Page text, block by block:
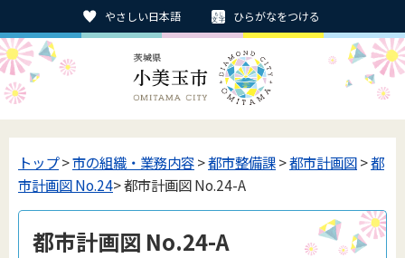
やさしい日本語 ひらがなをつける
トップ>市の組織・業務内容>都市整備課>都市計画図>都
市計画図 No.24> 都市計画図 No.24-A
都市計画図 No.24-A